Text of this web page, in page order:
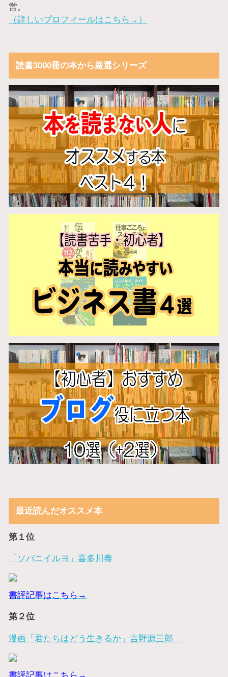
営。
（詳しいプロフィールはこちら→）
読書3000冊の本から厳選シリーズ
最近読んだオススメ本
第１位
「ソバニイルヨ」喜多川泰
書評記事はこちら→
第２位
漫画「君たちはどう生きるか」吉野源三郎
書評記事はこちら→